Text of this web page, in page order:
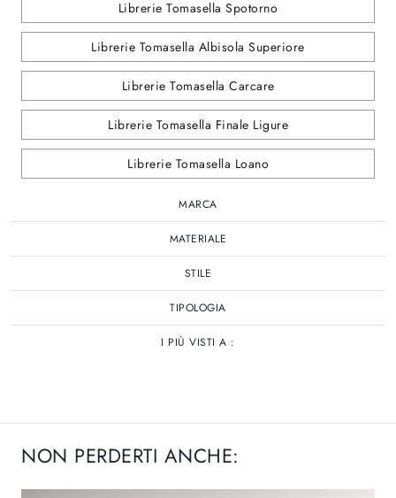
Librerie Tomasella Spotorno
Librerie Tomasella Albisola Superiore
Librerie Tomasella Carcare
Librerie Tomasella Finale Ligure
Librerie Tomasella Loano
MARCA
MATERIALE
STILE
TIPOLOGIA
I PIÙ VISTI A :
NON PERDERTI ANCHE: